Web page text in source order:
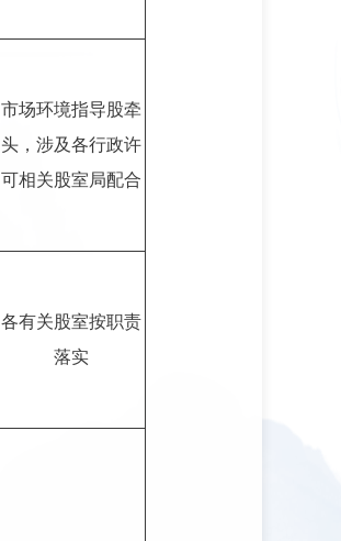
市场环境指导股牵
头，涉及各行政许
可相关股室局配合
各有关股室按职责
落实